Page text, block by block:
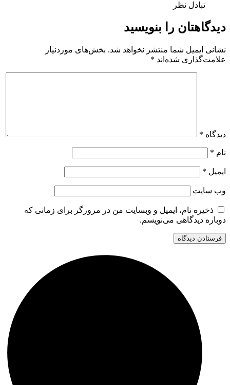
تبادل نظر
دیدگاهتان را بنویسید
نشانی ایمیل شما منتشر نخواهد شد. بخش‌های موردنیاز
علامت‌گذاری شده‌اند *
دیدگاه *
نام *
ایمیل *
وب‌ سایت
ذخیره نام، ایمیل و وبسایت من در مرورگر برای زمانی که
دوباره دیدگاهی می‌نویسم.